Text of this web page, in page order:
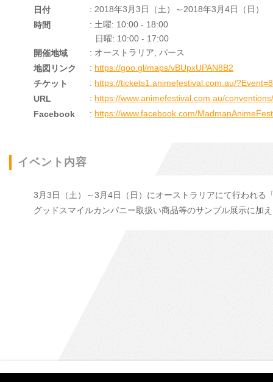
日付
: 2018年3月3日（土）～2018年3月4日（日）
時間
: 土曜: 10:00 - 18:00
日曜: 10:00 - 17:00
開催地域
: オーストラリア, パース
地図リンク
: https://goo.gl/maps/vBUpxUPAN8B2
チケット
: https://tickets1.animefestival.com.au/
URL
: https://www.animefestival.com.au/
Facebook
: https://www.facebook.com/
イベント内容
3月3日（土）～3月4日（日）にオーストラリアにて行われ
グッドスマイルカンパニー取扱い商品等のサンプル展示に加